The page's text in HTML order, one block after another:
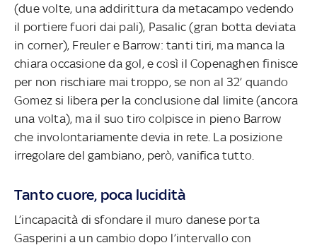
(due volte, una addirittura da metacampo vedendo
il portiere fuori dai pali), Pasalic (gran botta deviata
in corner), Freuler e Barrow: tanti tiri, ma manca la
chiara occasione da gol, e così il Copenaghen finisce
per non rischiare mai troppo, se non al 32’ quando
Gomez si libera per la conclusione dal limite (ancora
una volta), ma il suo tiro colpisce in pieno Barrow
che involontariamente devia in rete. La posizione
irregolare del gambiano, però, vanifica tutto.
Tanto cuore, poca lucidità
L’incapacità di sfondare il muro danese porta
Gasperini a un cambio dopo l’intervallo con